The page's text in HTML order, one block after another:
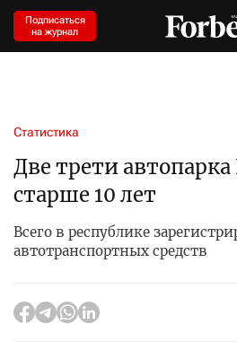
Подписаться
на журнал
Статистика
Две трети автопарка
старше 10 лет
Всего в республике
автотранспортных средств